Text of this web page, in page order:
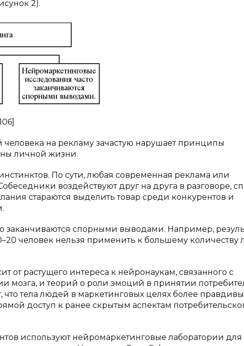
2).
на рекламу зачастую нарушает принципы
личной жизни.
По сути, любая современная реклама или
воздействуют друг на друга в разговоре,
стараются выделить товар среди конкурентов и
заканчиваются спорными выводами. Например,
человек нельзя применить к большему количеству
от растущего интереса к нейронаукам, связанного с
мозга, и теорий о роли эмоций в принятии
тела людей в маркетинговых целях более
доступ к ранее скрытым аспектам
используют нейромаркетинговые лаборатории для